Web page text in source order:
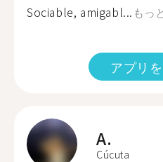
Sociable, amigabl... もっ
アプリ
A.
Cúcuta